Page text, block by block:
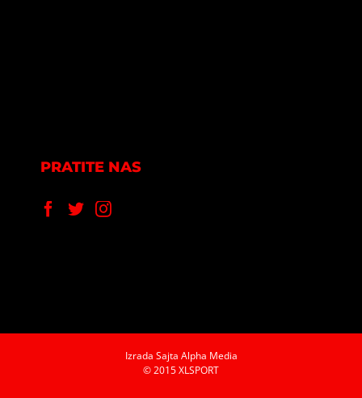
PRATITE NAS
Izrada Sajta Alpha Media
© 2015 XLSPORT